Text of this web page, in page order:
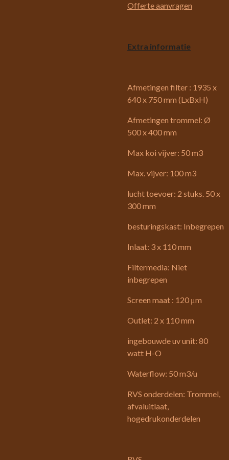
Offerte aanvragen
Extra informatie
Afmetingen filter : 1935 x
640 x 750 mm (LxBxH)
Afmetingen trommel: Ø
500 x 400 mm
Max koi vijver: 50 m3
Max. vijver: 100 m3
lucht toevoer: 2 stuks. 50 x
300 mm
besturingskast: Inbegrepen
Inlaat: 3 x 110 mm
Filtermedia: Niet
inbegrepen
Screen maat : 120 μm
Outlet: 2 x 110 mm
ingebouwde uv unit: 80
watt H-O
Waterflow: 50 m3/u
RVS onderdelen: Trommel,
afvaluitlaat,
hogedrukonderdelen